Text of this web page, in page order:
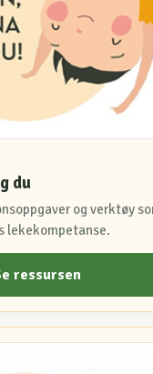
du
og verktøy
lekekompetanse.
ressursen